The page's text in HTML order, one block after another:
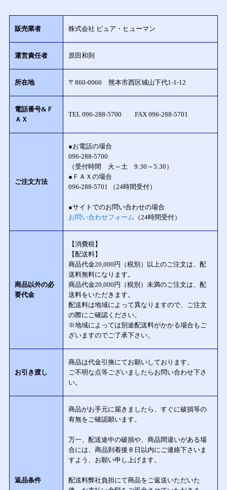
販売業者 株式会社 ピュア・ヒューマン
運営責任者 原田和則
所在地 〒860-0066 熊本市西区城山下代1-1-12
電話番号&Ｆ
ＡＸ
TEL 096-288-5700 FAX 096-288-5701
ご注文方法
●お電話の場合
096-288-5700
（受付時間 火～土 9:30～5:30）
●ＦＡＸの場合
096-288-5701 （24時間受付）
●サイトでのお問い合わせの場合
お問い合わせフォーム （24時間受付）
商品以外の必
要代金
【消費税】
【配送料】
商品代金20,000円（税別）以上のご注文は、配
送料無料になります。
商品代金20,000円（税別）未満のご注文は、配
送料をいただきます。
配送料は地域によって異なりますので、ご注文
の際にご確認ください。
※地域によっては別途配送料がかかる場合もご
ざいますのでご了承下さい。
お引き渡し
商品は代金引換にてお願いしております。
ご不明な点等ございましたらお問い合わせ下さ
い。
返品条件
商品がお手元に届きましたら、すぐに破損等の
有無をご確認願います。
万一、配送途中の破損や、商品間違いがある場
合には、商品到着後８日以内にご連絡下さいま
すよう、お願い申し上げます。
配送料弊社負担にて商品をご返送いただいた